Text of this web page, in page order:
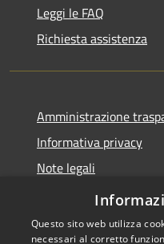
Leggi le FAQ
Richiesta assistenza
Amministrazione
Informativa privacy
Note legali
Dichiarazione di
Questo sito web utilizza
necessari al corretto